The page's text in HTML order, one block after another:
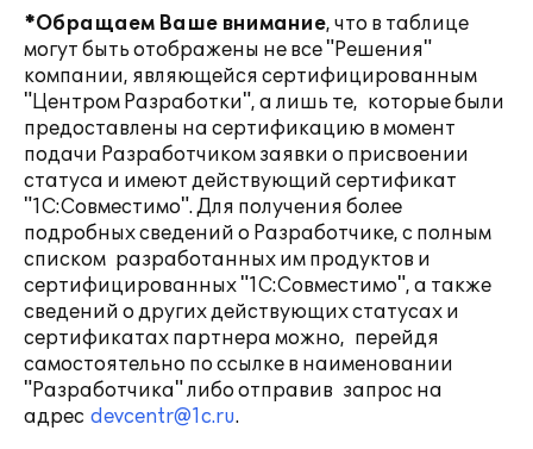
*Обращаем Ваше внимание, что в таблице
могут быть отображены не все "Решения"
компании, являющейся сертифицированным
"Центром Разработки", а лишь те, которые были
предоставлены на сертификацию в момент
подачи Разработчиком заявки о присвоении
статуса и имеют действующий сертификат
"1С:Совместимо". Для получения более
подробных сведений о Разработчике, с полным
списком разработанных им продуктов и
сертифицированных "1С:Совместимо", а также
сведений о других действующих статусах и
сертификатах партнера можно, перейдя
самостоятельно по ссылке в наименовании
"Разработчика" либо отправив запрос на
адрес devcentr@1c.ru.